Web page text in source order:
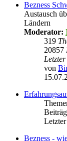
Bezness
Austausch
Ländern
Moderator:
319
20857
von
Bezness -